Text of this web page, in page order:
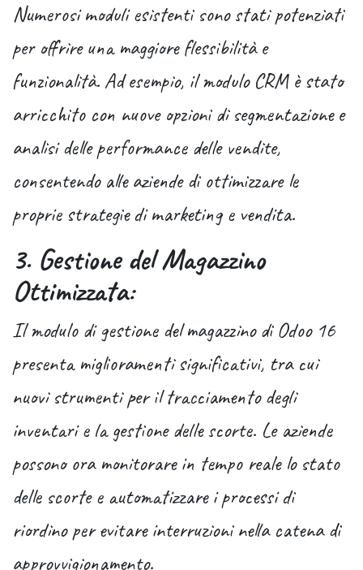
Numerosi moduli esistenti sono stati potenziati
per offrire una maggiore flessibilità e
funzionalità. Ad esempio, il modulo CRM è stato
arricchito con nuove opzioni di segmentazione e
analisi delle performance delle vendite,
consentendo alle aziende di ottimizzare le
proprie strategie di marketing e vendita.
3. Gestione del Magazzino
Ottimizzata:
Il modulo di gestione del magazzino di Odoo 16
presenta miglioramenti significativi, tra cui
nuovi strumenti per il tracciamento degli
inventari e la gestione delle scorte. Le aziende
possono ora monitorare in tempo reale lo stato
delle scorte e automatizzare i processi di
riordino per evitare interruzioni nella catena di
approvvigionamento.